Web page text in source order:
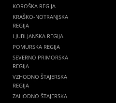
KOROŠKA REGIJA
KRAŠKO-NOTRANJSKA
REGIJA
LJUBLJANSKA REGIJA
POMURSKA REGIJA
SEVERNO PRIMORSKA
REGIJA
VZHODNO ŠTAJERSKA
REGIJA
ZAHODNO ŠTAJERSKA